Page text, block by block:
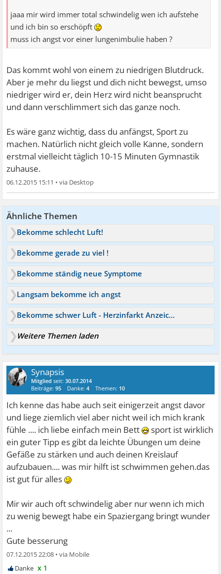
jaaa mir wird immer total schwindelig wen ich aufstehe
und ich bin so erschöpft
muss ich angst vor einer lungenimbulie haben ?
Das kommt wohl von einem zu niedrigen Blutdruck.
Aber je mehr du liegst und dich nicht bewegst, umso
niedriger wird er, dein Herz wird nicht beansprucht
und dann verschlimmert sich das ganze noch.
Es wäre ganz wichtig, dass du anfängst, Sport zu
machen. Natürlich nicht gleich volle Kanne, sondern
erstmal vielleicht täglich 10-15 Minuten Gymnastik
zuhause.
06.12.2015 15:11 •
Ähnliche Themen
Bekomme schlecht Luft!
Bekomme gerade zu viel !
Bekomme ständig neue Symptome
Langsam bekomme ich angst
Bekomme schwer Luft - Herzinfarkt Anzeichen?
Weitere Themen laden
Synapsis
Mitglied seit:30.07.2014
Beiträge:95 Danke:4 Themen: 10
Ich kenne das habe auch seit einigerzeit angst davor
und liege ziemlich viel aber nicht weil ich mich krank
fühle .... ich liebe einfach mein Bett
sport ist wirklich
ein guter Tipp es gibt da leichte Übungen um deine
Gefäße zu stärken und auch deinen Kreislauf
aufzubauen.... was mir hilft ist schwimmen gehen.das
ist gut für alles
Mir wir auch oft schwindelig aber nur wenn ich mich
zu wenig bewegt habe ein Spaziergang bringt wunder
...
Gute besserung
07.12.2015 22:08 •
x 1